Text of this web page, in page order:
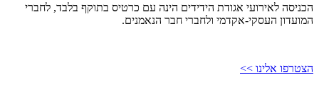
הכניסה לאירועי אגודת הידידים הינה עם כרטיס בתוקף בלבד, לחברי
המועדון העסקי-אקדמי ולחברי חבר הנאמנים.
הצטרפו אלינו >>